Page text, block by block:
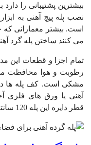
بیشترین پشتیبانی را دارد
نصب پله پیچ آهنی به
است. بیشتر معمارانی
می کنند ساختن پله گرد
تمام اجزا و قطعات این
رطوبت و هوا محافظت
مشکی است. کف پله ها
آهنی یا ورق های فلزی
قطر دایره این پله 120 سانتیمتر و حداکثر ارتفاع آن 6 متر است.